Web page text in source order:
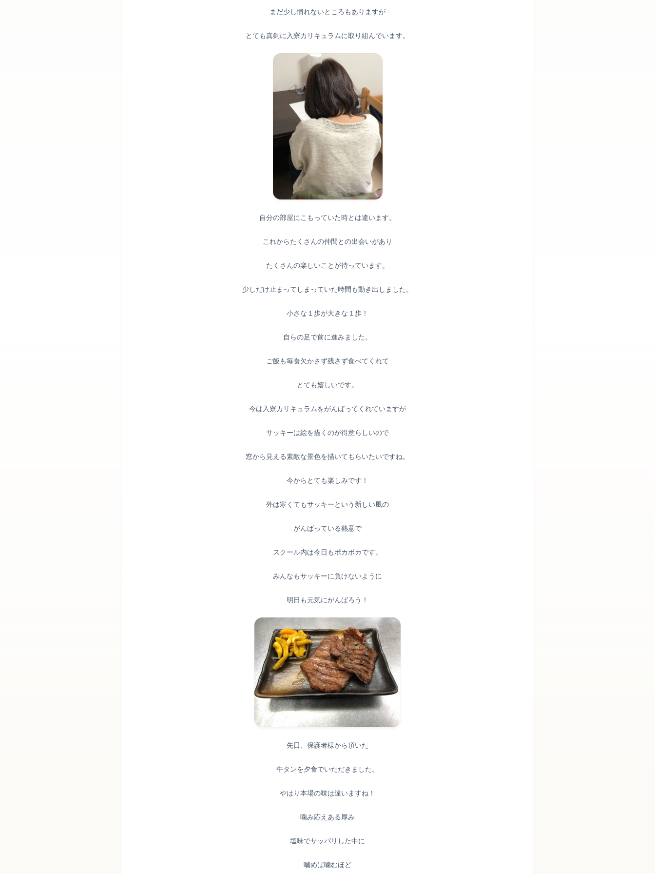
まだ少し慣れないところもありますが
とても真剣に入寮カリキュラムに取り組んでいます。
自分の部屋にこもっていた時とは違います。
これからたくさんの仲間との出会いがあり
たくさんの楽しいことが待っています。
少しだけ止まってしまっていた時間も動き出しました。
小さな１歩が大きな１歩！
自らの足で前に進みました。
ご飯も毎食欠かさず残さず食べてくれて
とても嬉しいです。
今は入寮カリキュラムをがんばってくれていますが
サッキーは絵を描くのが得意らしいので
窓から見える素敵な景色を描いてもらいたいですね。
今からとても楽しみです！
外は寒くてもサッキーという新しい風の
がんばっている熱意で
スクール内は今日もポカポカです。
みんなもサッキーに負けないように
明日も元気にがんばろう！
先日、保護者様から頂いた
牛タンを夕食でいただきました。
やはり本場の味は違いますね！
噛み応えある厚み
塩味でサッパリした中に
噛めば噛むほど